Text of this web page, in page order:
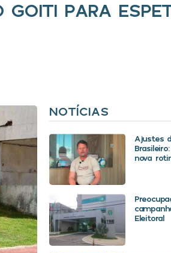
GOITI PARA
NOTÍCIAS
Ajustes
nova
Eleitoral